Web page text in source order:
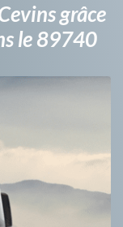
grâce
le 89740